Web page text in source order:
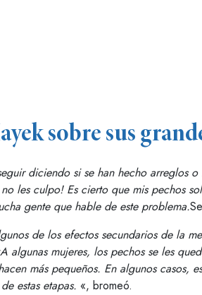
sobre sus
diciendo si se han hecho
les culpo! Es cierto que mis pechos
gente que hable de este problema.
de los efectos secundarios de la
mujeres, los pechos se les
más pequeños. En algunos
estas etapas. «, bromeó.